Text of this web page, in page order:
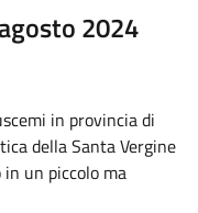
2024
in provincia di
della Santa Vergine
un piccolo ma